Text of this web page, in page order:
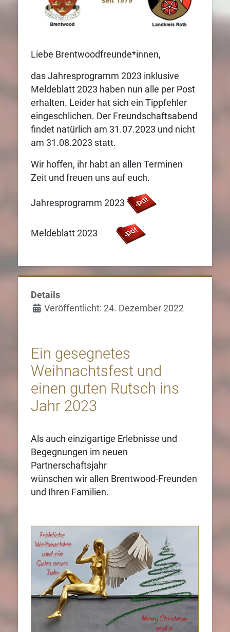
Liebe Brentwoodfreunde*innen,
das Jahresprogramm 2023 inklusive
Meldeblatt 2023 haben nun alle per Post
erhalten. Leider hat sich ein Tippfehler
eingeschlichen. Der Freundschaftsabend
findet natürlich am 31.07.2023 und nicht
am 31.08.2023 statt.
Wir hoffen, ihr habt an allen Terminen
Zeit und freuen uns auf euch.
Jahresprogramm 2023
Meldeblatt 2023
Details
Veröffentlicht: 24. Dezember 2022
Ein gesegnetes
Weihnachtsfest und
einen guten Rutsch ins
Jahr 2023
Als auch einzigartige Erlebnisse und
Begegnungen im neuen
Partnerschaftsjahr
wünschen wir allen Brentwood-Freunden
und Ihren Familien.